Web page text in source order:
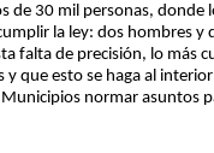
de 30 mil personas, donde
la ley: dos hombres
falta de precisión, lo más
y que esto se haga al
normar asuntos